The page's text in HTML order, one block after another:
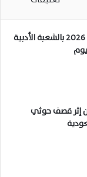
أسماء أوائل الثانوية العامة 2026 بالشعبة الأدبية
إثر قصف حوثي